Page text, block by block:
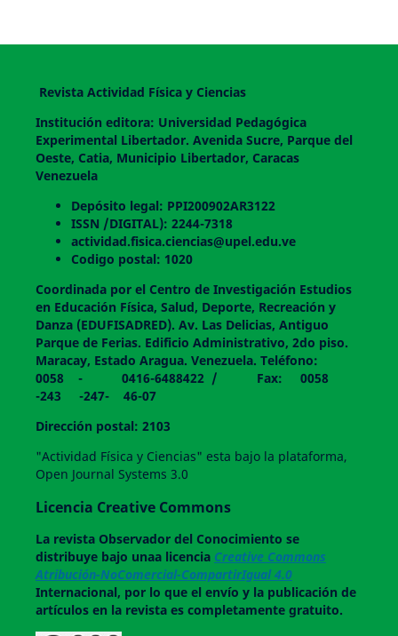
Revista Actividad Física y Ciencias
Institución editora: Universidad Pedagógica
Experimental Libertador. Avenida Sucre, Parque del
Oeste, Catia, Municipio Libertador, Caracas
Venezuela
Depósito legal: PPI200902AR3122
ISSN /DIGITAL): 2244-7318
actividad.fisica.ciencias@upel.edu.ve
Codigo postal: 1020
Coordinada por el Centro de Investigación Estudios
en Educación Física, Salud, Deporte, Recreación y
Danza (EDUFISADRED). Av. Las Delicias, Antiguo
Parque de Ferias. Edificio Administrativo, 2do piso.
Maracay, Estado Aragua. Venezuela. Teléfono:
0058 - 0416-6488422 / Fax: 0058
-243 -247- 46-07
Dirección postal: 2103
"Actividad Física y Ciencias" esta bajo la plataforma,
Open Journal Systems 3.0
Licencia Creative Commons
La revistaObservador del Conocimiento se
distribuye bajo unaa licencia Creative Commons
Atribución-NoComercial-CompartirIgual 4.0
Internacional, por lo que el envío y la publicación de
artículos en la revista es completamente gratuito.